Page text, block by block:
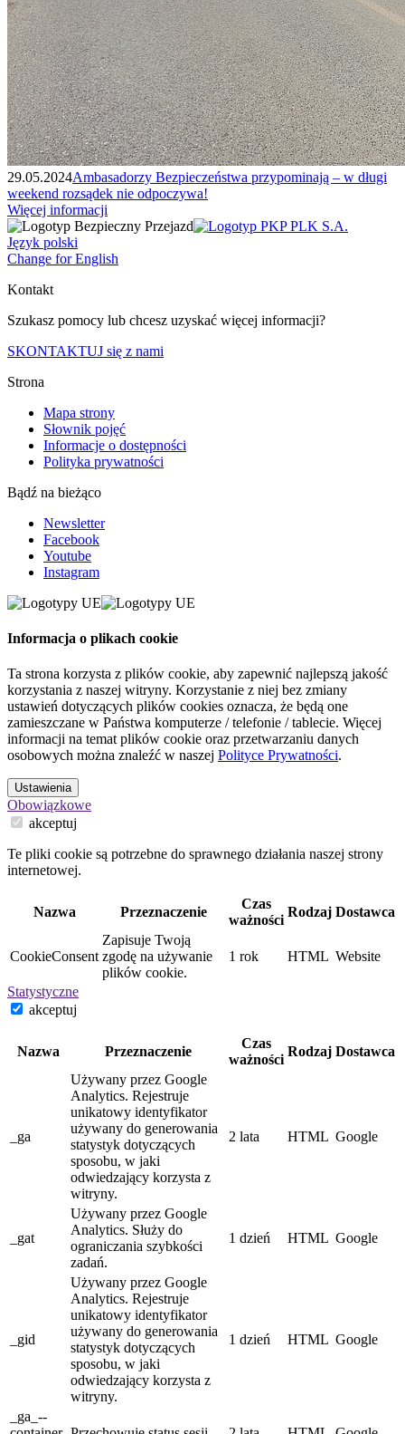
29.05.2024Ambasadorzy Bezpieczeństwa przypominają – w długi
weekend rozsądek nie odpoczywa!
Więcej informacji
Język polski
Change for English
Kontakt
Szukasz pomocy lub chcesz uzyskać więcej informacji?
SKONTAKTUJ się z nami
Strona
Mapa strony
Słownik pojęć
Informacje o dostępności
Polityka prywatności
Bądź na bieżąco
Newsletter
Facebook
Youtube
Instagram
Informacja o plikach cookie
Ta strona korzysta z plików cookie, aby zapewnić najlepszą jakość
korzystania z naszej witryny. Korzystanie z niej bez zmiany
ustawień dotyczących plików cookies oznacza, że będą one
zamieszczane w Państwa komputerze / telefonie / tablecie. Więcej
informacji na temat plików cookie oraz przetwarzaniu danych
osobowych można znaleźć w naszej Polityce Prywatności.
Ustawienia
Obowiązkowe
akceptuj
Te pliki cookie są potrzebne do sprawnego działania naszej strony
internetowej.
Nazwa Przeznaczenie
Czas
ważności
Rodzaj Dostawca
CookieConsent
Zapisuje Twoją
zgodę na używanie
plików cookie.
1 rok HTML Website
Statystyczne
akceptuj
Nazwa Przeznaczenie
Czas
ważności
Rodzaj Dostawca
_ga
Używany przez Google
Analytics. Rejestruje
unikatowy identyfikator
używany do generowania
statystyk dotyczących
sposobu, w jaki
odwiedzający korzysta z
witryny.
2 lata HTML Google
_gat
Używany przez Google
Analytics. Służy do
ograniczania szybkości
zadań.
1 dzień HTML Google
_gid
Używany przez Google
Analytics. Rejestruje
unikatowy identyfikator
używany do generowania
statystyk dotyczących
sposobu, w jaki
odwiedzający korzysta z
witryny.
1 dzień HTML Google
_ga_--